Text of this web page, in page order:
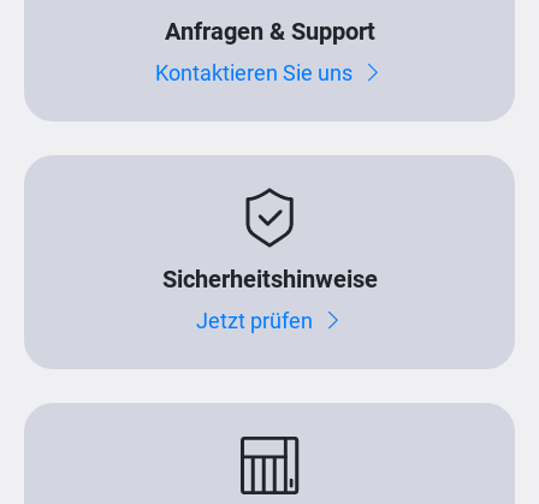
Anfragen & Support
Kontaktieren Sie uns
Sicherheitshinweise
Jetzt prüfen